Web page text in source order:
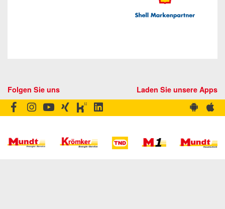
Folgen Sie uns Laden Sie unsere Apps